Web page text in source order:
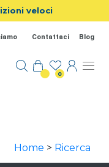
veloci
Contattaci Blog
0
Home > Ricerca